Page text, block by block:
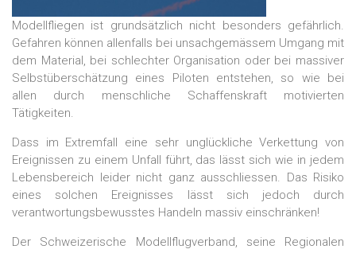
Modellfliegen ist grundsätzlich nicht besonders gefährlich.
Gefahren können allenfalls bei unsachgemässem Umgang mit
dem Material, bei schlechter Organisation oder bei massiver
Selbstüberschätzung eines Piloten entstehen, so wie bei
allen durch menschliche Schaffenskraft motivierten
Tätigkeiten.
Dass im Extremfall eine sehr unglückliche Verkettung von
Ereignissen zu einem Unfall führt, das lässt sich wie in jedem
Lebensbereich leider nicht ganz ausschliessen. Das Risiko
eines solchen Ereignisses lässt sich jedoch durch
verantwortungsbewusstes Handeln massiv einschränken!
Der Schweizerische Modellflugverband, seine Regionalen